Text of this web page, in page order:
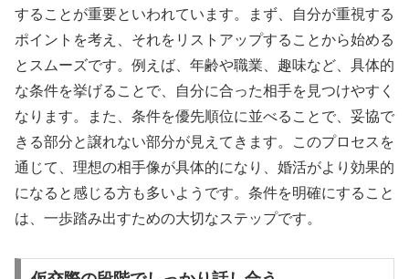
することが重要といわれています。まず、自分が重視する
ポイントを考え、それをリストアップすることから始める
とスムーズです。例えば、年齢や職業、趣味など、具体的
な条件を挙げることで、自分に合った相手を見つけやすく
なります。また、条件を優先順位に並べることで、妥協で
きる部分と譲れない部分が見えてきます。このプロセスを
通じて、理想の相手像が具体的になり、婚活がより効果的
になると感じる方も多いようです。条件を明確にすること
は、一歩踏み出すための大切なステップです。